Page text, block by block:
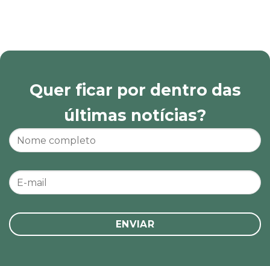
Quer ficar por dentro das
últimas notícias?